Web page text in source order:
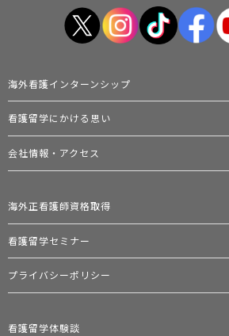
海外看護インターンシップ
看護留学にかける思い
会社情報・アクセス
海外正看護師資格取得
看護留学セミナー
プライバシーポリシー
看護留学体験談